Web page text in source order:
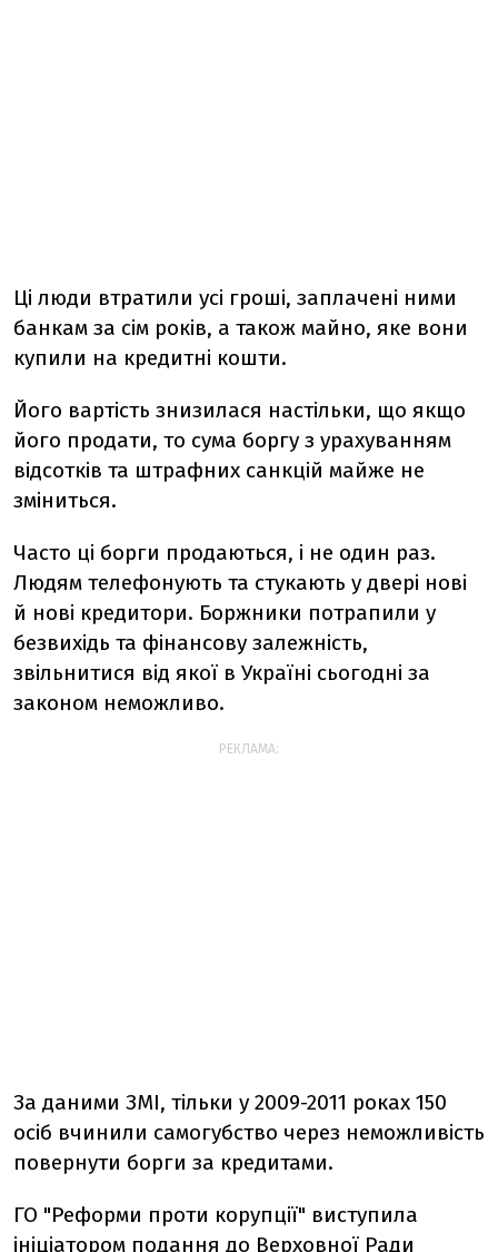
Ці люди втратили усі гроші, заплачені ними
банкам за сім років, а також майно, яке вони
купили на кредитні кошти.
Його вартість знизилася настільки, що якщо
його продати, то сума боргу з урахуванням
відсотків та штрафних санкцій майже не
зміниться.
Часто ці борги продаються, і не один раз.
Людям телефонують та стукають у двері нові
й нові кредитори. Боржники потрапили у
безвихідь та фінансову залежність,
звільнитися від якої в Україні сьогодні за
законом неможливо.
РЕКЛАМА:
За даними ЗМІ, тільки у 2009-2011 роках 150
осіб вчинили самогубство через неможливість
повернути борги за кредитами.
ГО "Реформи проти корупції" виступила
ініціатором подання до Верховної Ради